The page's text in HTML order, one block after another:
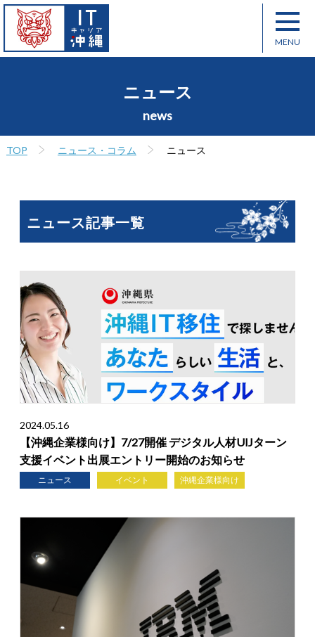
ニュース
news
TOP ニュース・コラム ニュース
ニュース記事一覧
2024.05.16
【沖縄企業様向け】7/27開催 デジタル人材UIJターン
支援イベント出展エントリー開始のお知らせ
ニュース イベント 沖縄企業様向け